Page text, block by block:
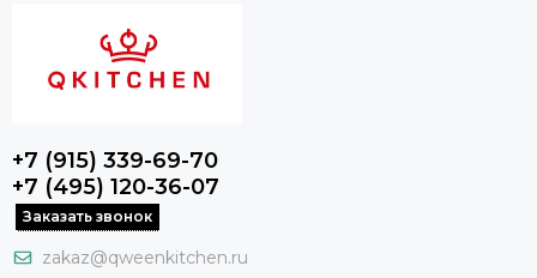
+7 (915) 339-69-70
+7 (495) 120-36-07
Заказать звонок
zakaz@qweenkitchen.ru